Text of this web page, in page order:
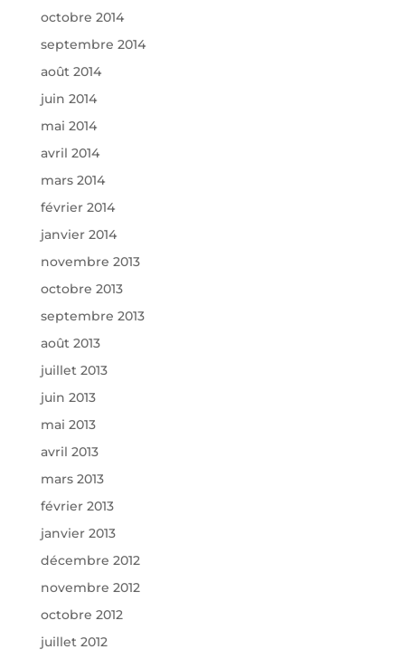
octobre 2014
septembre 2014
août 2014
juin 2014
mai 2014
avril 2014
mars 2014
février 2014
janvier 2014
novembre 2013
octobre 2013
septembre 2013
août 2013
juillet 2013
juin 2013
mai 2013
avril 2013
mars 2013
février 2013
janvier 2013
décembre 2012
novembre 2012
octobre 2012
juillet 2012